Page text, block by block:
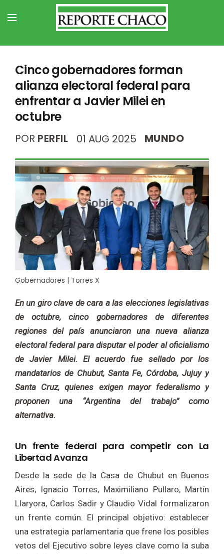
Cinco gobernadores forman
alianza electoral federal para
enfrentar a Javier Milei en
octubre
POR PERFIL 01 AUG 2025 MUNDO
Gobernadores | Torres X
En un giro clave de cara a las elecciones legislativas
de octubre, cinco gobernadores de diferentes
regiones del país anunciaron una nueva alianza
electoral federal para disputar el poder al oficialismo
de Javier Milei. El acuerdo fue sellado por los
mandatarios de Chubut, Santa Fe, Córdoba, Jujuy y
Santa Cruz, quienes exigen mayor federalismo y
proponen una “Argentina del trabajo” como
alternativa.
Un frente federal para competir con La
Libertad Avanza
Desde la sede de la Casa de Chubut en Buenos
Aires, Ignacio Torres, Maximiliano Pullaro, Martín
Llaryora, Carlos Sadir y Claudio Vidal formalizaron
un frente común. El principal objetivo: establecer
una estrategia parlamentaria que frene los posibles
vetos del Ejecutivo sobre leyes clave como la suba